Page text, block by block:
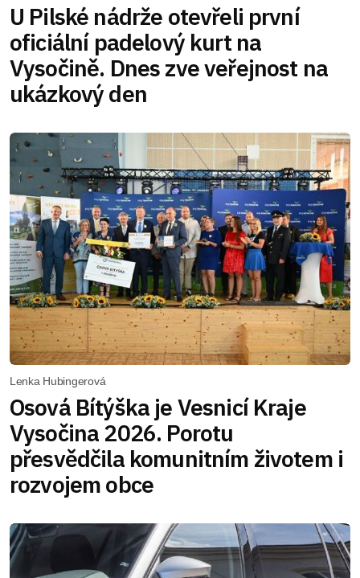
U Pilské nádrže otevřeli první
oficiální padelový kurt na
Vysočině. Dnes zve veřejnost na
ukázkový den
Lenka Hubingerová
Osová Bítýška je Vesnicí Kraje
Vysočina 2026. Porotu
přesvědčila komunitním životem i
rozvojem obce